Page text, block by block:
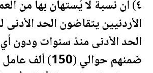
٤) أن نسبة لا يُستهان بها من
الأردنيين يتقاضون الحد
الحد الأدنى منذ سنوات ودون
ضمنهم حوالي